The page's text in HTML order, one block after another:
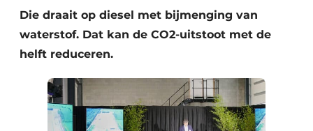
Die draait op diesel met bijmenging van
waterstof. Dat kan de CO2-uitstoot met de
helft reduceren.